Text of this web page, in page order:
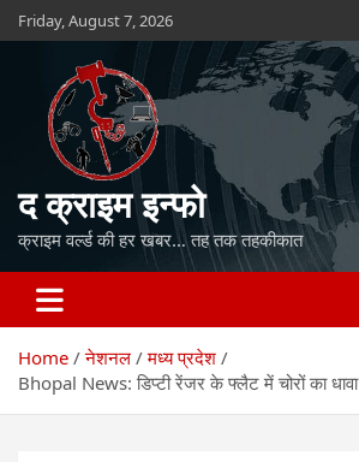
Skip
to
Friday, August 7, 2026
द क्राइम इन्फो
क्राइम वर्ल्ड की हर खबर… तह तक तहकीकात
Home नेशनल
मध्य प्रदेश
Bhopal News: डिप्टी रेंजर के फ्लैट में चोरों का धावा